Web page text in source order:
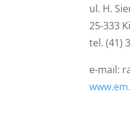
ul. H.
25-333
tel. (41)
e-mail: